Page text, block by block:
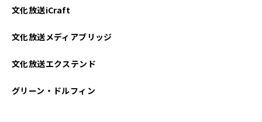
文化放送iCraft
文化放送メディアブリッジ
文化放送エクステンド
グリーン・ドルフィン